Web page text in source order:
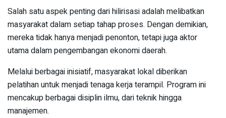
Salah satu aspek penting dari hilirisasi adalah melibatkan
masyarakat dalam setiap tahap proses. Dengan demikian,
mereka tidak hanya menjadi penonton, tetapi juga aktor
utama dalam pengembangan ekonomi daerah.
Melalui berbagai inisiatif, masyarakat lokal diberikan
pelatihan untuk menjadi tenaga kerja terampil. Program ini
mencakup berbagai disiplin ilmu, dari teknik hingga
manajemen.